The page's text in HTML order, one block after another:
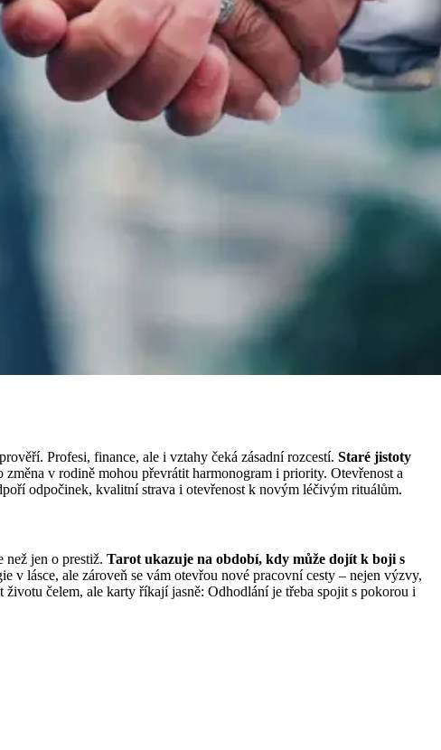
Profesi, finance, ale i vztahy čeká zásadní rozcestí. Staré jistoty
změna v rodině mohou převrátit harmonogram i priority. Otevřenost a
odpočinek, kvalitní strava i otevřenost k novým léčivým rituálům.
jen o prestiž. Tarot ukazuje na období, kdy může dojít k boji s
v lásce, ale zároveň se vám otevřou nové pracovní cesty – nejen výzvy,
čelem, ale karty říkají jasně: Odhodlání je třeba spojit s pokorou i